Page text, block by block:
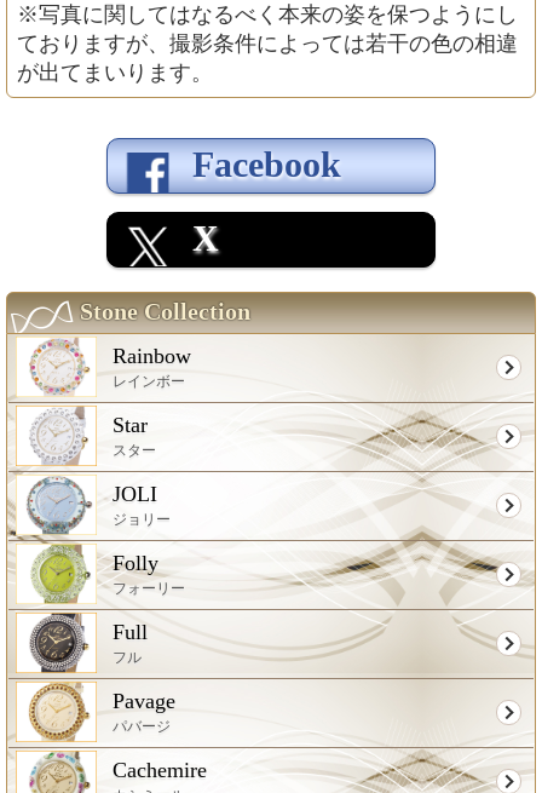
※写真に関してはなるべく本来の姿を保つようにし
ておりますが、撮影条件によっては若干の色の相違
が出てまいります。
Facebook
X
Stone Collection
Rainbow
レインボー
Star
スター
JOLI
ジョリー
Folly
フォーリー
Full
フル
Pavage
パバージ
Cachemire